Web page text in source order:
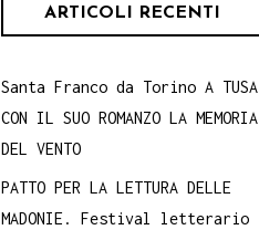
ARTICOLI RECENTI
Santa Franco da Torino A TUSA
CON IL SUO ROMANZO LA MEMORIA
DEL VENTO
PATTO PER LA LETTURA DELLE
MADONIE. Festival letterario